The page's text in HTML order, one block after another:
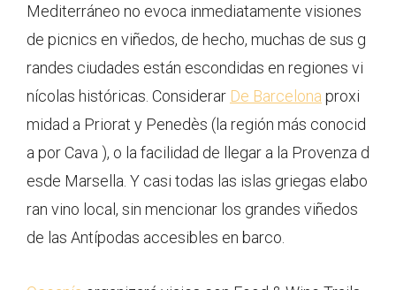
Mediterráneo no evoca inmediatamente visiones
de picnics en viñedos, de hecho, muchas de sus g
randes ciudades están escondidas en regiones vi
nícolas históricas. Considerar De Barcelona proxi
midad a Priorat y Penedès (la región más conocid
a por Cava ), o la facilidad de llegar a la Provenza d
esde Marsella. Y casi todas las islas griegas elabo
ran vino local, sin mencionar los grandes viñedos
de las Antípodas accesibles en barco.